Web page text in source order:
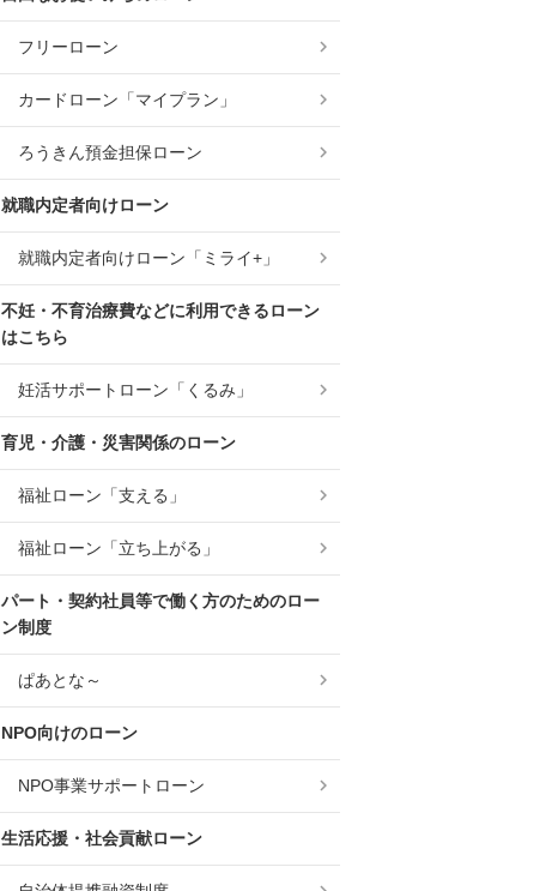
フリーローン
カードローン「マイプラン」
ろうきん預金担保ローン
就職内定者向けローン
就職内定者向けローン「ミライ+」
不妊・不育治療費などに利用できるローン
はこちら
妊活サポートローン「くるみ」
育児・介護・災害関係のローン
福祉ローン「支える」
福祉ローン「立ち上がる」
パート・契約社員等で働く方のためのロー
ン制度
ぱあとな～
NPO向けのローン
NPO事業サポートローン
生活応援・社会貢献ローン